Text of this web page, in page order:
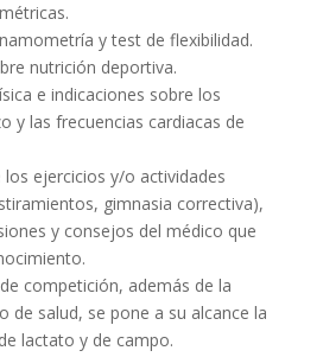
y test de flexibilidad.
nutrición deportiva.
e indicaciones sobre los
y las frecuencias cardiacas de
ejercicios y/o actividades
gimnasia correctiva),
y consejos del médico que
competición, además de la
de salud, se pone a su alcance la
lactato y de campo.